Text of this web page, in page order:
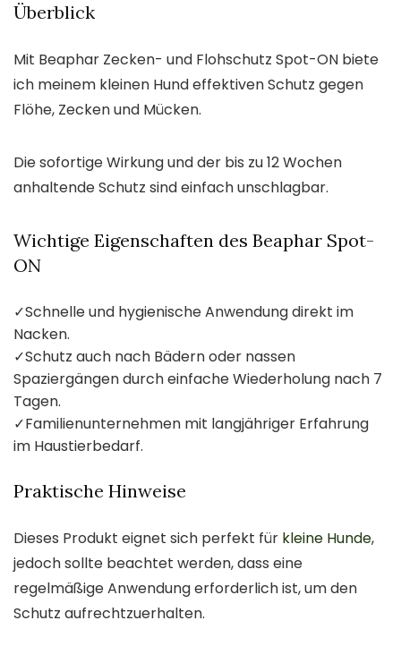
Überblick
Mit Beaphar Zecken- und Flohschutz Spot-ON biete
ich meinem kleinen Hund effektiven Schutz gegen
Flöhe, Zecken und Mücken.
Die sofortige Wirkung und der bis zu 12 Wochen
anhaltende Schutz sind einfach unschlagbar.
Wichtige Eigenschaften des Beaphar Spot-
ON
✓Schnelle und hygienische Anwendung direkt im
Nacken.
✓Schutz auch nach Bädern oder nassen
Spaziergängen durch einfache Wiederholung nach 7
Tagen.
✓Familienunternehmen mit langjähriger Erfahrung
im Haustierbedarf.
Praktische Hinweise
Dieses Produkt eignet sich perfekt für kleine Hunde,
jedoch sollte beachtet werden, dass eine
regelmäßige Anwendung erforderlich ist, um den
Schutz aufrechtzuerhalten.